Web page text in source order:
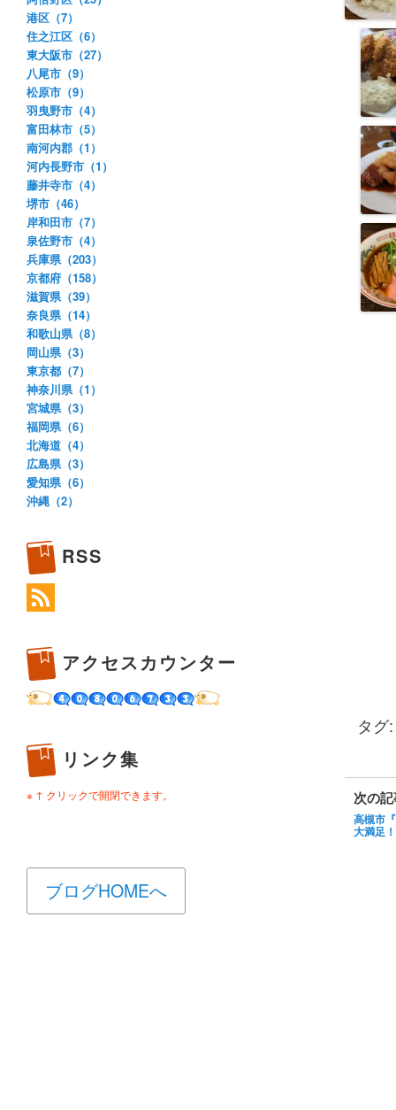
タ
次の
高槻市
大満足
港区（7）
住之江区（6）
東大阪市（27）
八尾市（9）
松原市（9）
羽曳野市（4）
富田林市（5）
南河内郡（1）
河内長野市（1）
藤井寺市（4）
堺市（46）
岸和田市（7）
泉佐野市（4）
兵庫県（203）
京都府（158）
滋賀県（39）
奈良県（14）
和歌山県（8）
岡山県（3）
東京都（7）
神奈川県（1）
宮城県（3）
福岡県（6）
北海道（4）
広島県（3）
愛知県（6）
沖縄（2）
RSS
アクセスカウンター
リンク集
※ ↑ クリックで開閉できます。
ブログHOMEへ